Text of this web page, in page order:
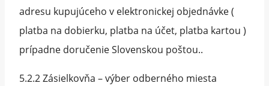
adresu kupujúceho v elektronickej objednávke (
platba na dobierku, platba na účet, platba kartou )
prípadne doručenie Slovenskou poštou..
5.2.2 Zásielkovňa – výber odberného miesta